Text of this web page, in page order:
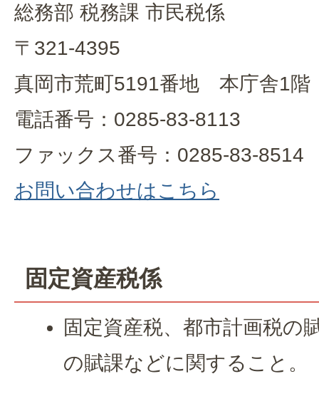
総務部 税務課 市民税係
〒321-4395
真岡市荒町5191番地 本庁舎1階
電話番号：0285-83-8113
ファックス番号：0285-83-8514
お問い合わせはこちら
固定資産税係
固定資産税、都市計画税の
の賦課などに関すること。